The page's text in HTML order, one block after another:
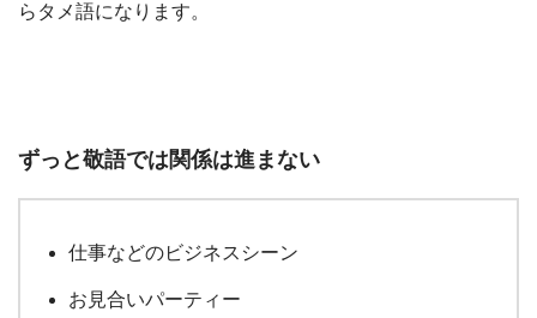
らタメ語になります。
ずっと敬語では関係は進まない
仕事などのビジネスシーン
お見合いパーティー